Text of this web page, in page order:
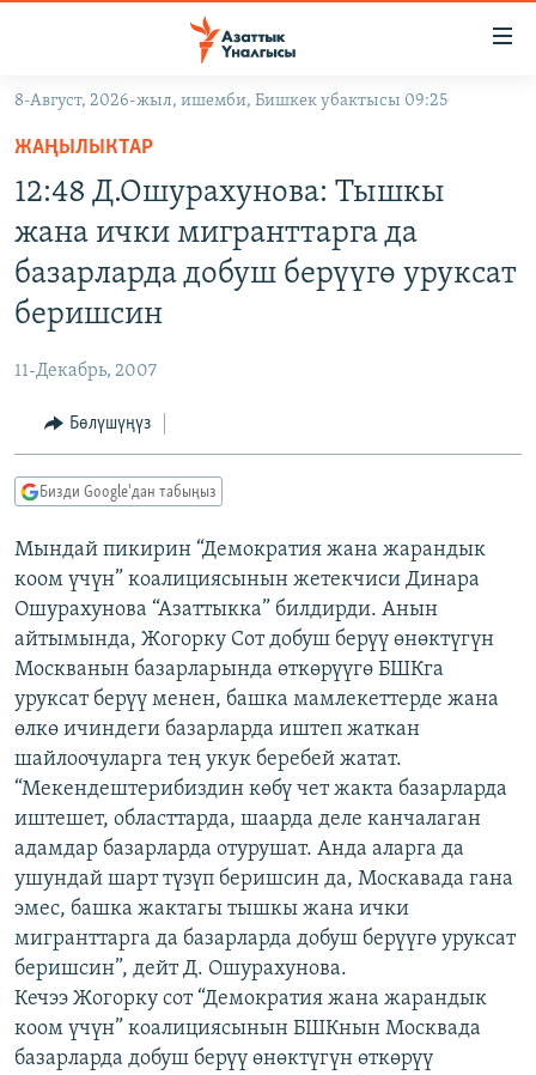
Навигацияга
өтүңүз
салыңыз
УКРАИНА
АТАЙЫН ИЛИКТӨӨ
БҮГҮН АЗАТТЫКТА
ЭКСПЕРТТЕР ТАЛДАЙТ
БИЗ ЖАНА ДҮЙНӨ
ЭЖЕ-СИҢДИЛЕР
АЗАТТЫК+
ЫҢГАЙСЫЗ СУРООЛОР
ПОДКАСТ
ӨЗГӨЧӨ ПИКИР
Русский
ОНЛАЙН ШЕРИНЕ
ЭЕ/АРнун бардык сайттары
8-Август, 2026-жыл, ишемби, Бишкек убактысы 09:25
ЖАҢЫЛЫКТАР
12:48 Д.Ошурахунова: Тышкы
жана ички мигранттарга да
базарларда добуш берүүгө уруксат
беришсин
11-Декабрь, 2007
Бөлүшүңүз
Бизди Google'дан табыңыз
Мындай пикирин “Демократия жана жарандык
коом үчүн” коалициясынын жетекчиси Динара
Ошурахунова “Азаттыкка” билдирди. Анын
айтымында, Жогорку Сот добуш берүү өнөктүгүн
Москванын базарларында өткөрүүгө БШКга
уруксат берүү менен, башка мамлекеттерде жана
өлкө ичиндеги базарларда иштеп жаткан
шайлоочуларга тең укук беребей жатат.
“Мекендештерибиздин көбү чет жакта базарларда
иштешет, областтарда, шаарда деле канчалаган
адамдар базарларда отурушат. Анда аларга да
ушундай шарт түзүп беришсин да, Москавада гана
эмес, башка жактагы тышкы жана ички
мигранттарга да базарларда добуш берүүгө уруксат
беришсин”, дейт Д. Ошурахунова.
Кечээ Жогорку сот “Демократия жана жарандык
коом үчүн” коалициясынын БШКнын Москвада
базарларда добуш берүү өнөктүгүн өткөрүү